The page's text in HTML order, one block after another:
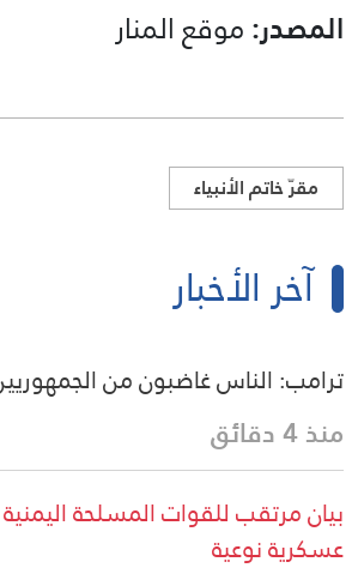
المصدر:موقع المنار
مقرّ خاتم الأنبياء
آخر الأخبار
ترامب: الناس غاضبون من
منذ 4 دقائق
بيان مرتقب للقوات المسلحة
عسكرية نوعية